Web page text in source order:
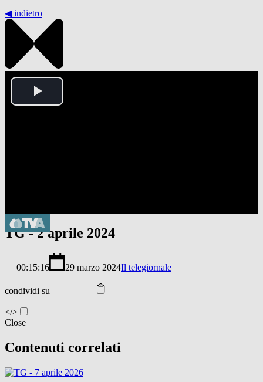
◀︎ indietro
Play
TG - 2 aprile 2024
00:15:16 29 marzo 2024Il telegiornale
condividi su
</>
Close
Contenuti correlati